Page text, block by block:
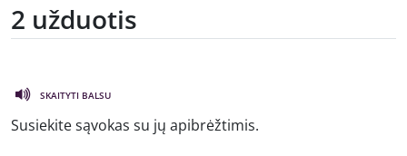
2 užduotis
SKAITYTI BALSU
Susiekite sąvokas su jų apibrėžtimis.